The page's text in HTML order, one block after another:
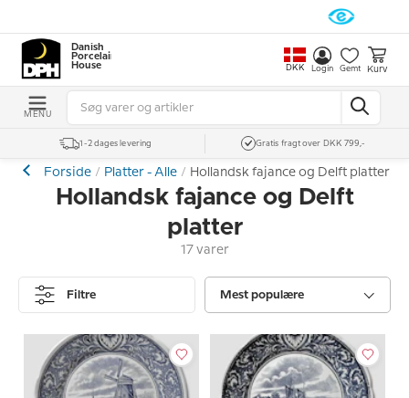
Danish
Porcelain
House
DKK Login Gemt Kurv
MENU
1-2 dages levering Gratis fragt over DKK 799,-
Forside Platter - Alle Hollandsk fajance og Delft platter
Hollandsk fajance og Delft
platter
17 varer
Filtre Mest populære